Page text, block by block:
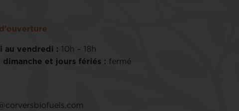
au vendredi : 10h – 18h
dimanche et jours fériés : fermé